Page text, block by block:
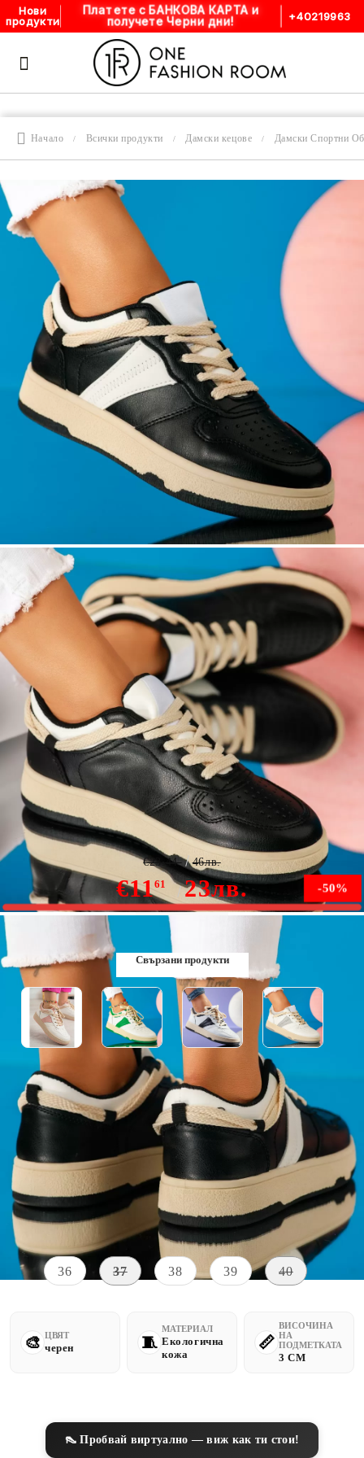
Нови
продукти
Платете с БАНКОВА КАРТА и
получете Черни дни!
+40219963
Начало Всички продукти Дамски кецове Дамски Спортни
Дамски спортни обувки Sir Черен #9582
-50%
€1161 23лв.
€23.44 46лв.
Няма наличност
Свързани продукти
Размер на обувки: Таблица с размери
36 37 38 39 40
ЦВЯТ
черен
МАТЕРИАЛ
Екологична
кожа
ВИСОЧИНА
НА
ПОДМЕТКАТА
3 CM
Уведомете ме, когато е налично
👠 Пробвай виртуално — виж как ти стои!